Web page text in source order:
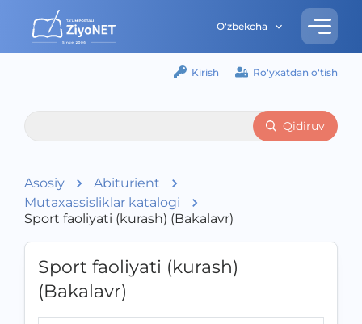
O‘zbekcha
Kirish Ro‘yxatdan o‘tish
Qidiruv
Asosiy
Abiturient
Mutaxassisliklar katalogi
Sport faoliyati (kurash) (Bakalavr)
Sport faoliyati (kurash)
(Bakalavr)